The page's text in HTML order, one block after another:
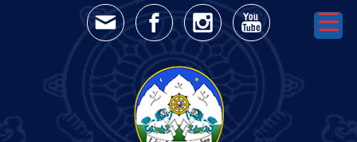
Skip to main content